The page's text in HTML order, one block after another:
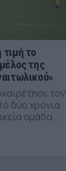
το
της
τον
δύο χρόνια
ομάδα...